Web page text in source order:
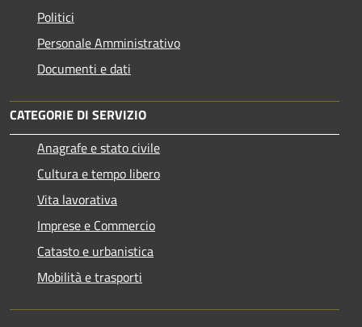
Politici
Personale Amministrativo
Documenti e dati
CATEGORIE DI SERVIZIO
Anagrafe e stato civile
Cultura e tempo libero
Vita lavorativa
Imprese e Commercio
Catasto e urbanistica
Mobilità e trasporti